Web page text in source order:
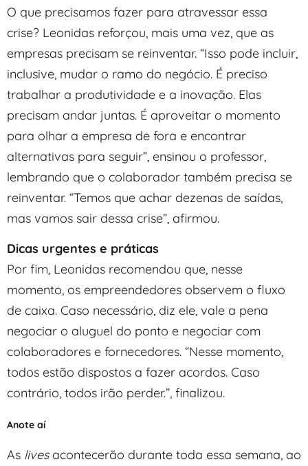
O que precisamos fazer para atravessar essa
crise? Leonidas reforçou, mais uma vez, que as
empresas precisam se reinventar. “Isso pode incluir,
inclusive, mudar o ramo do negócio. É preciso
trabalhar a produtividade e a inovação. Elas
precisam andar juntas. É aproveitar o momento
para olhar a empresa de fora e encontrar
alternativas para seguir”, ensinou o professor,
lembrando que o colaborador também precisa se
reinventar. “Temos que achar dezenas de saídas,
mas vamos sair dessa crise”, afirmou.
Dicas urgentes e práticas
Por fim, Leonidas recomendou que, nesse
momento, os empreendedores observem o fluxo
de caixa. Caso necessário, diz ele, vale a pena
negociar o aluguel do ponto e negociar com
colaboradores e fornecedores. “Nesse momento,
todos estão dispostos a fazer acordos. Caso
contrário, todos irão perder.”, finalizou.
Anote aí
As livesacontecerão durante toda essa semana, ao